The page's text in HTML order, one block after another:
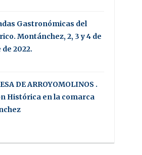
Gastronómicas del
Montánchez, 2, 3 y 4 de
2022.
DE ARROYOMOLINOS .
Histórica en la comarca